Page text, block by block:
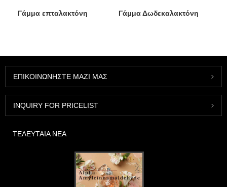
Γάμμα επταλακτόνη Γάμμα Δωδεκαλακτόνη
ΕΠΙΚΟΙΝΩΝΉΣΤΕ ΜΑΖΊ ΜΑΣ
INQUIRY FOR PRICELIST
ΤΕΛΕΥΤΑΊΑ ΝΈΑ